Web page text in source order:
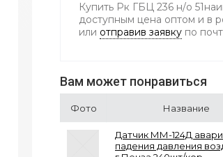
Купить Рк ГБЦ 236 н/о
доступным цена оптом и в
или отправив заявку по
Вам может понравиться
Фото Название
Датчик ММ-124Д
падения давления